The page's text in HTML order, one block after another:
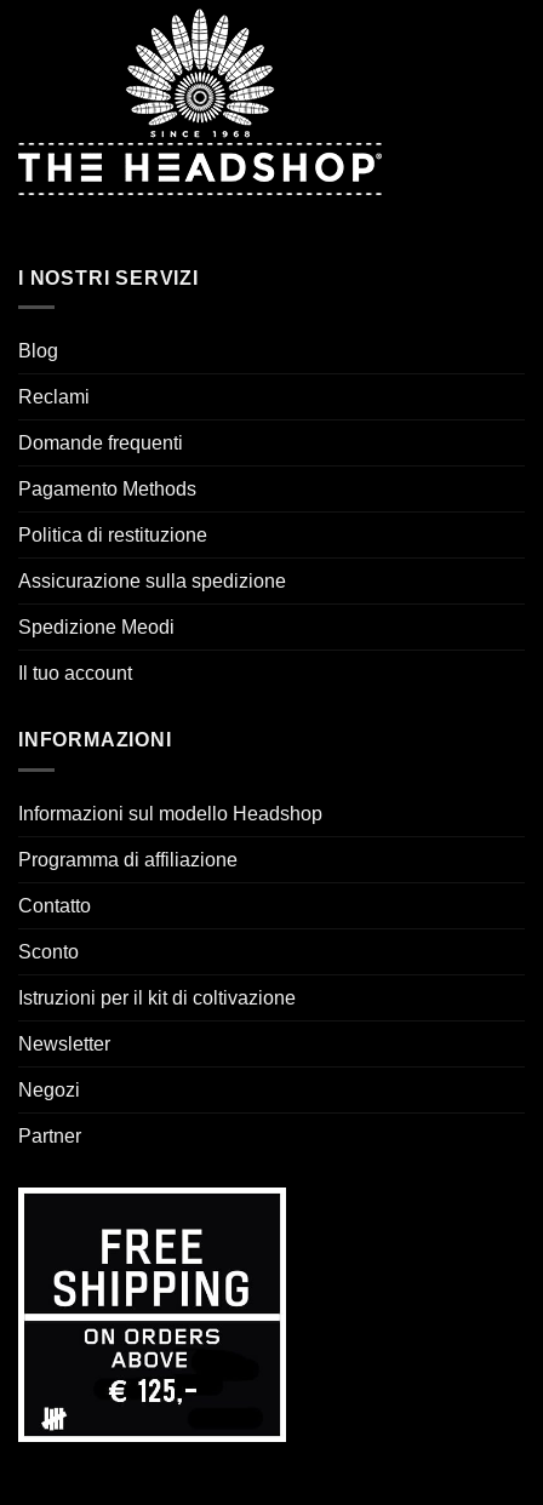
I NOSTRI SERVIZI
Blog
Reclami
Domande frequenti
Pagamento Methods
Politica di restituzione
Assicurazione sulla spedizione
Spedizione Meodi
Il tuo account
INFORMAZIONI
Informazioni sul modello Headshop
Programma di affiliazione
Contatto
Sconto
Istruzioni per il kit di coltivazione
Newsletter
Negozi
Partner